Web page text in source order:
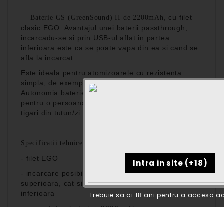
Trebuie sa ai 18 ani pentru a accesa
Baterie GS (GreenSound) II de 2200mAh , cu filet
clasic EGO. Avantajul unei baterii passthrough,
incarcadu-se si prin USB-ul aflat in partea
inferioara este ca se poate vapa din ea si cand se
afla la incarcat.
Este ideala pentru atomizoarele cu rezistenta
simpla, de exemplu Kanger T2, Kanger T3S.
Autonomia bateriei este de aproximativ doua zile,
pentru o persoana care consuma un pachet de
tigari din tutun/zi
Specificatii tehnice:
- filet EGO
- incarcare posibila atat prin filetul ego din partea
superioara, cat si prin usb-ul aflat in partea
inferioara